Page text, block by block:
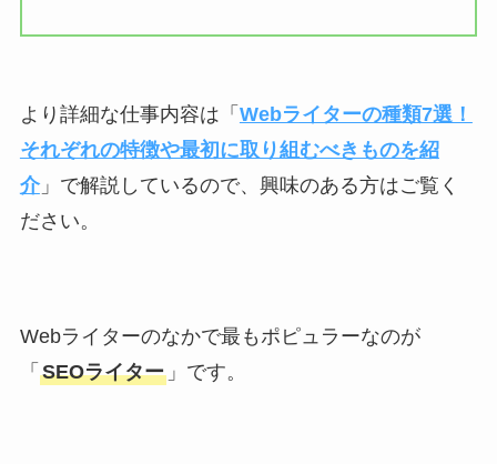
より詳細な仕事内容は「 Webライターの種類7選！
それぞれの特徴や最初に取り組むべきものを紹
介」で解説しているので、興味のある方はご覧く
ださい。
Webライターのなかで最もポピュラーなのが
「 SEOライター」です。